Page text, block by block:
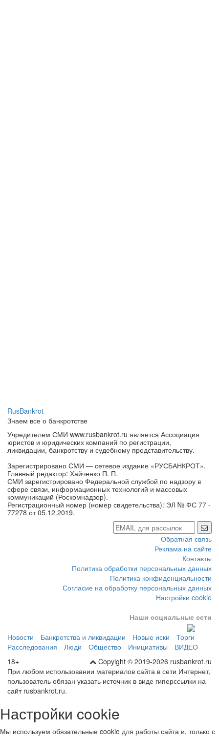
RusBankrot
Знаем все о банкротстве
Учредителем СМИ www.rusbankrot.ru является Ассоциация
юристов и юридических компаний по регистрации,
ликвидации, банкротству и судебному представительству.
Зарегистрировано СМИ — сетевое издание «РУСБАНКРОТ».
Главный редактор: Хайченко П. П.
СМИ зарегистрировано Федеральной службой по надзору в
сфере связи, информационных технологий и массовых
коммуникаций (Роскомнадзор).
Регистрационный номер (номер свидетельства): ЭЛ № ФС 77 -
77278 от 05.12.2019.
Обратная связь
Реклама на сайте
Контакты
Политика обработки персональных данных
Политика конфиденциальности
Согласие на обработку персональных данных
Настройки cookie
Наши социальные сети
Новости Банкротства и ликвидации Новые иски
Торги
Расследования
Люди Общество Инициативы
ВИДЕО
Copyight © 2019-2026 rusbankrot.ru
18+
При любом использовании материалов сайта в сети Интернет,
пользователь обязан указать источник в виде гиперссылки на
сайт rusbankrot.ru.
Настройки cookie
Мы используем обязательные cookie для работы сайта и, только с